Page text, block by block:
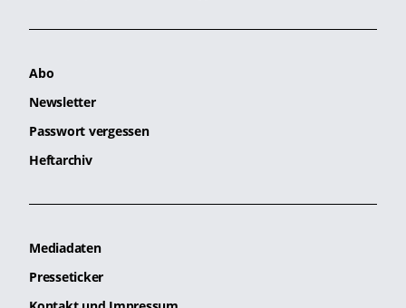
Abo
Newsletter
Passwort vergessen
Heftarchiv
Mediadaten
Presseticker